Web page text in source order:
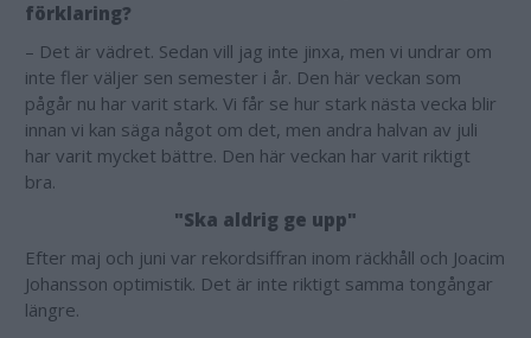
förklaring?
– Det är vädret. Sedan vill jag inte jinxa, men vi undrar om
inte fler väljer sen semester i år. Den här veckan som
pågår nu har varit stark. Vi får se hur stark nästa vecka blir
innan vi kan säga något om det, men andra halvan av juli
har varit mycket bättre. Den här veckan har varit riktigt
bra.
"Ska aldrig ge upp"
Efter maj och juni var rekordsiffran inom räckhåll och Joacim
Johansson optimistik. Det är inte riktigt samma tongångar
längre.